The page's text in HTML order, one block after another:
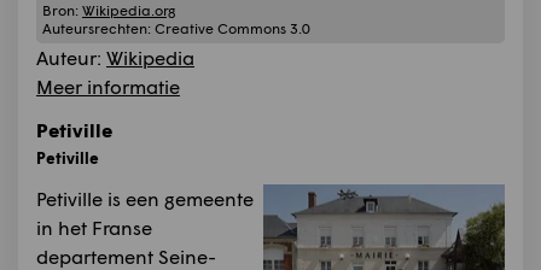
Bron: Wikipedia.org
Auteursrechten: Creative Commons 3.0
Auteur: Wikipedia
Meer informatie
Petiville
Petiville
Petiville is een gemeente
in het Franse
departement Seine-